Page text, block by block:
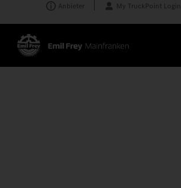
Anbieter My TruckPoint Login